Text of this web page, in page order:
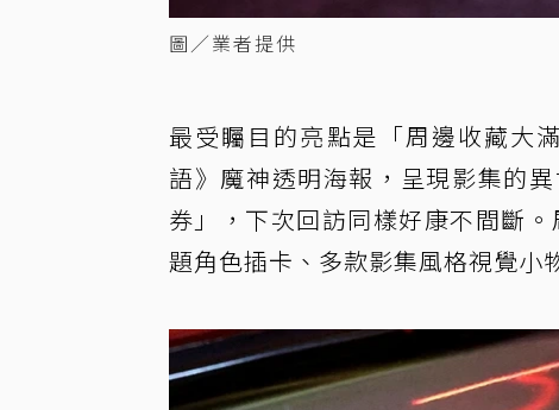
圖／業者提供
最受矚目的亮點是「周邊收藏大
語》魔神透明海報，呈現影集的
券」，下次回訪同樣好康不間斷
題角色插卡、多款影集風格視覺小